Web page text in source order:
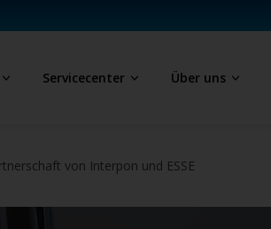
Servicecenter Über uns
von Interpon und ESSE